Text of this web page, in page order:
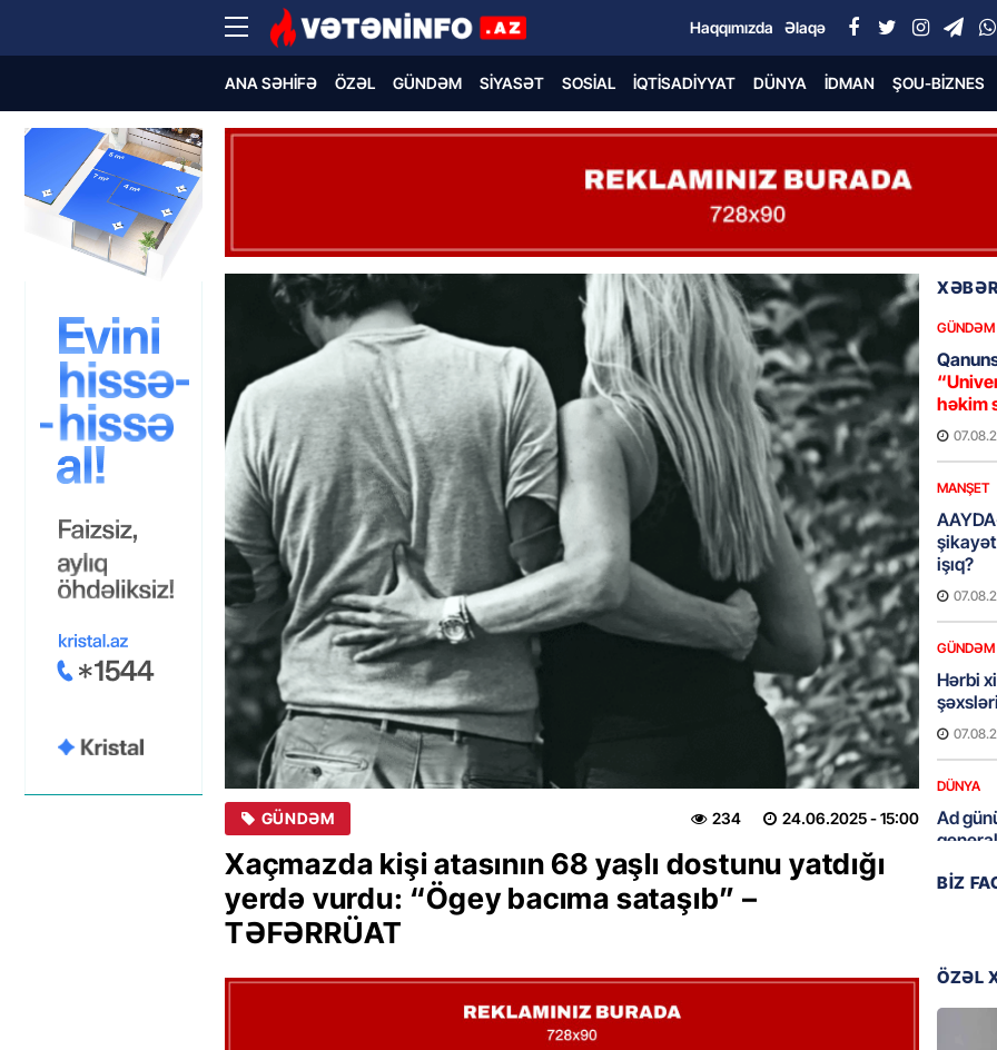
Haqqımızda Əlaqə
ANA SƏHIFƏ ÖZƏL GÜNDƏM SIYASƏT SOSIAL İQTISADIYYAT DÜNYA İDMAN ŞOU-BIZNES
GÜNDƏM 24.06.2025- 15:00
234
Xaçmazda kişi atasının 68 yaşlı dostunu yatdığı
yerdə vurdu: “Ögey bacıma sataşıb” –
TƏFƏRRÜAT
GÜNDƏM
həkim
MANŞET
şikayət
işıq?
GÜNDƏM
Hərbi
DÜNYA
Ad
bağlı
BIZ
ÖZƏL